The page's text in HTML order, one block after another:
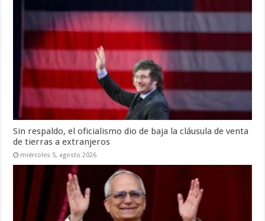
Sin respaldo, el oficialismo dio de baja la cláusula de venta
de tierras a extranjeros
miércoles 5, agosto 2026